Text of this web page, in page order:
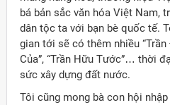
bá bản sắc văn hóa Việt Nam,
dân tộc ta với bạn bè quốc tế.
gian tới sẽ có thêm nhiều
Của”, “Trần Hữu Tước”… thời
sức xây dựng đất nước.
Tôi cũng mong bà con hội